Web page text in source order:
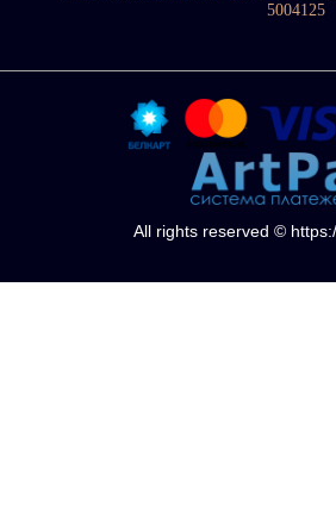
5004125
All rights reserved ©